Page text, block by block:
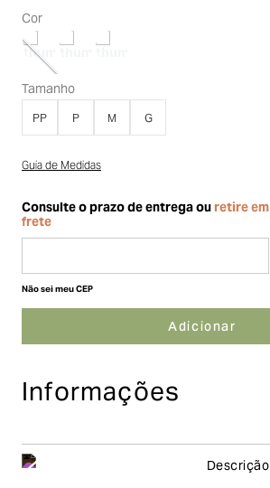
Cor
Tamanho
PP P M G
Guia de Medidas
Não sei meu CEP
Informações
Descrição